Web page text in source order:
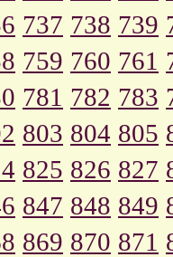
737 738 739
759 760 761
781 782 783
803 804 805
825 826 827
847 848 849
869 870 871